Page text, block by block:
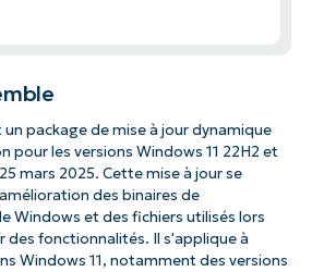
package de mise à jour dynamique
pour les versions Windows 11 22H2 et
mars 2025. Cette mise à jour se
des binaires de
Windows et des fichiers utilisés lors
des fonctionnalités. Il s'applique à
Windows 11, notamment des versions